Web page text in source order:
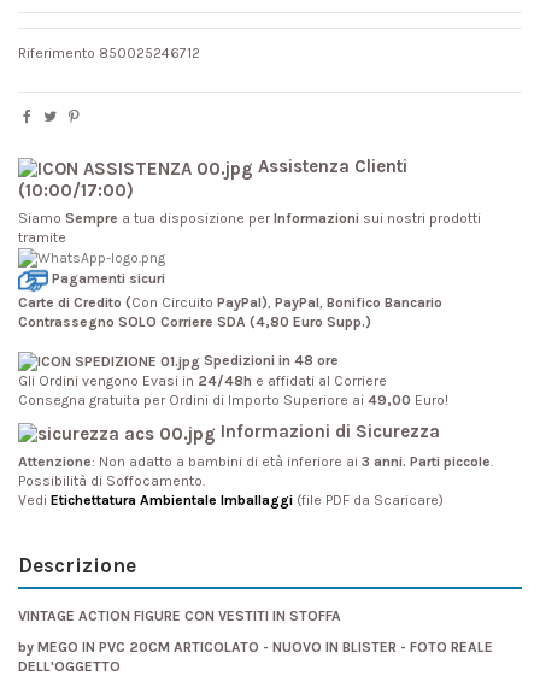
Riferimento 850025246712
Assistenza Clienti
(10:00/17:00)
Siamo Sempre a tua disposizione perInformazioni sui nostri prodotti
tramite
Pagamenti sicuri
Carte di Credito (Con Circuito PayPal) PayPal Bonifico Bancario
Contrassegno SOLO Corriere SDA (4,80 Euro Supp.)
Spedizioni in 48 ore
Gli Ordini vengono Evasi in 24/48h e affidati al Corriere
Consegna gratuita per Ordini di Importo Superiore ai 49,00 Euro!
Informazioni di Sicurezza
Attenzione: Non adatto a bambini di età inferiore ai 3 anni. Parti piccole
Possibilità di Soffocamento.
Vedi Etichettatura Ambientale Imballaggi (file PDF da Scaricare)
Descrizione
VINTAGE ACTION FIGURE CON VESTITI IN STOFFA
by MEGO IN PVC 20CM ARTICOLATO - NUOVO IN BLISTER - FOTO REALE
DELL'OGGETTO